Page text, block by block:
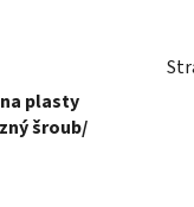
plasty
šroub/